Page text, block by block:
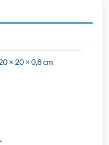
× 20 × 0,8 cm